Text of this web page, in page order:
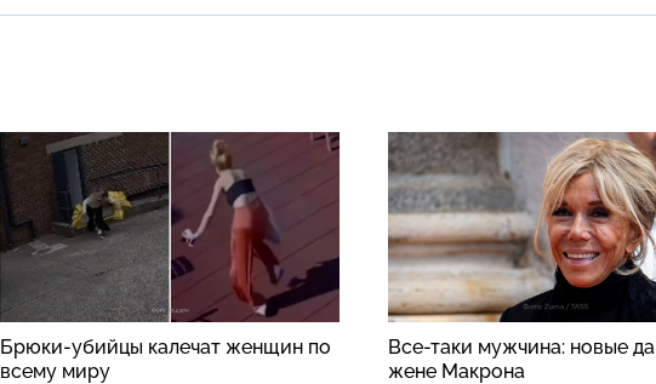
Брюки-убийцы калечат женщин по
всему миру
Все-таки мужчина: новые
жене Макрона